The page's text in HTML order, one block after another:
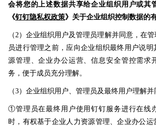
会将您的上述数据共享给企业组织用户或其
《钉钉隐私权政策》关于企业组织控制数据的
（2）企业组织用户及管理员理解并同意，在
员进行管理之前，应向企业组织最终用户说明
源管理、企业办公运营、信息安全管控需求
务，便于成员充分理解。
（3）企业组织用户、管理员及最终用户理解并
①管理员在最终用户使用钉钉服务进行在线
时，有权基于企业人力资源管理、企业办公运